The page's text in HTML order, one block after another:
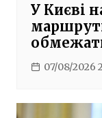
У Києві
07/08/2026